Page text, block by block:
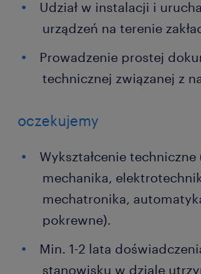
Udział w instalacji i
urządzeń na terenie
Prowadzenie prostej
technicznej związanej z
oczekujemy
Wykształcenie
mechanika,
mechatronika,
pokrewne).
Min. 1-2 lata
stanowisku w dziale